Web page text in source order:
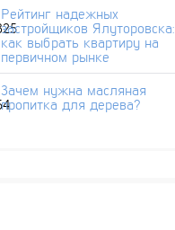
Рейтинг надежных
застройщиков Ялуторовска:
как выбрать квартиру на
первичном рынке
Зачем нужна масляная
пропитка для дерева?